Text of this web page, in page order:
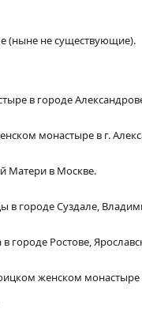
(ныне не существующие).
в городе
монастыре в г.
Матери в Москве.
в городе Суздале,
городе Ростове,
женском